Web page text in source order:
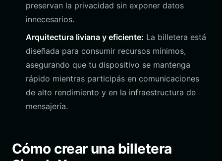
preservan la privacidad sin exponer datos
innecesarios.
Arquitectura liviana y eficiente: La billetera está
diseñada para consumir recursos mínimos,
asegurando que tu dispositivo se mantenga
rápido mientras participás en comunicaciones
de alto rendimiento y en la infraestructura de
mensajería.
Cómo crear una billetera